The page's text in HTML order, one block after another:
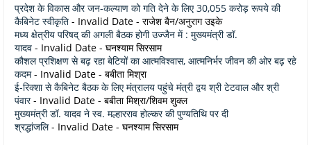
प्रदेश के विकास और जन-कल्याण को गति देने के लिए 30,055 करोड़ रूपये की
कैबिनेट स्वीकृति - Invalid Date - राजेश बैन/अनुराग उइके
मध्य क्षेत्रीय परिषद् की अगली बैठक होगी उज्जैन में : मुख्यमंत्री डॉ.
यादव - Invalid Date - घनश्याम सिरसाम
कौशल प्रशिक्षण से बढ़ रहा बेटियों का आत्मविश्वास, आत्मनिर्भर जीवन की ओर बढ़ रहे
कदम- Invalid Date - बबीता मिश्रा
ई-रिक्शा से कैबिनेट बैठक के लिए मंत्रालय पहुंचे मंत्री द्वय श्री टेटवाल और श्री
पंवार- Invalid Date - बबीता मिश्रा/शिवम शुक्ल
मुख्यमंत्री डॉ. यादव ने स्व. मल्हारराव होल्कर की पुण्यतिथि पर दी
श्रद्धांजलि- Invalid Date - घनश्याम सिरसाम